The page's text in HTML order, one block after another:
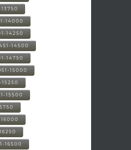
14000
14250
14500
14750
15000
15250
15500
16500